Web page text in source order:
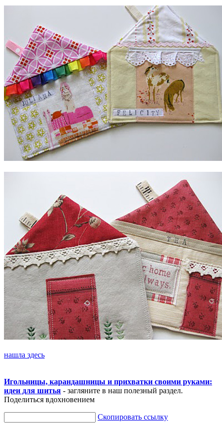
нашла здесь
Игольницы, карандашницы и прихватки своими руками:
идеи для шитья - загляните в наш полезный раздел.
Поделиться вдохновением
Скопировать ссылку